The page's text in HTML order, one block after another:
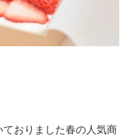
おりました春の人気商